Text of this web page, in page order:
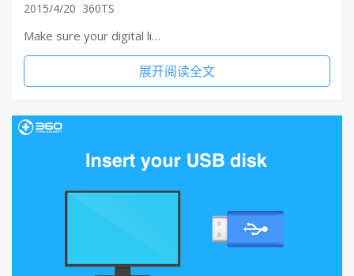
2015/4/20 360TS
Make sure your digital li…
展开阅读全文